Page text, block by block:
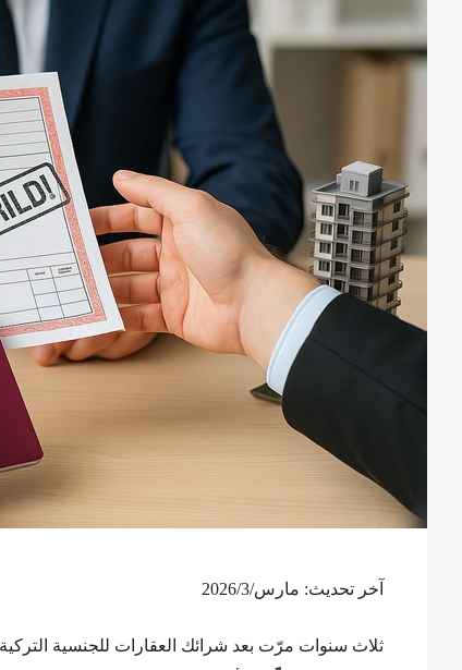
آخر تحديث: مارس/2026/3
ثلاث سنوات مرّت بعد شرائك العقارات للجنسية